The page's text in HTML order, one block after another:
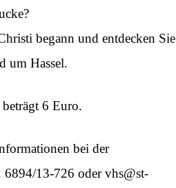
begann und entdecken Sie
um Hassel.
6 Euro.
bei der
6894/13-726 oder vhs@st-